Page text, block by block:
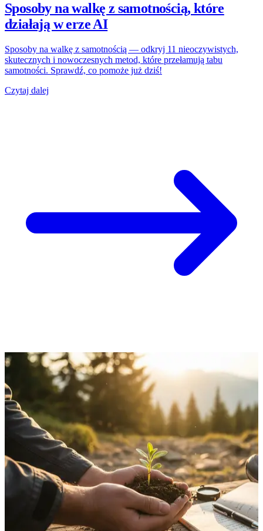
Sposoby na walkę z samotnością, które
działają w erze AI
Sposoby na walkę z samotnością — odkryj 11 nieoczywistych,
skutecznych i nowoczesnych metod, które przełamują tabu
samotności. Sprawdź, co pomoże już dziś!
Czytaj dalej